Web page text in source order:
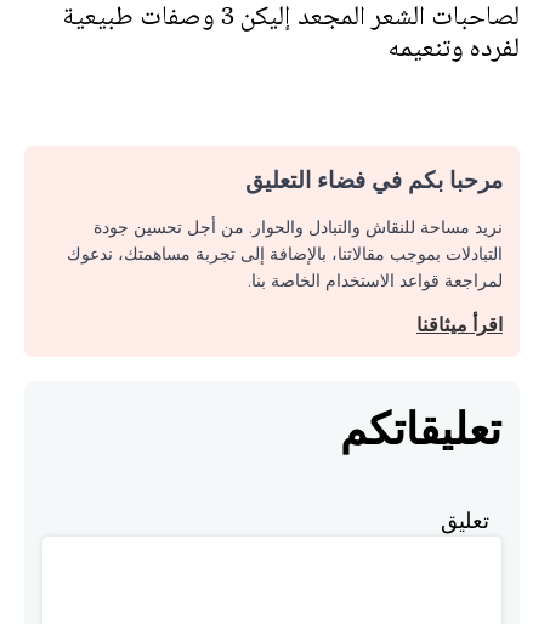
لصاحبات الشعر المجعد إليكن 3 وصفات طبيعية
لفرده وتنعيمه
مرحبا بكم في فضاء التعليق
نريد مساحة للنقاش والتبادل والحوار. من أجل تحسين جودة
التبادلات بموجب مقالاتنا، بالإضافة إلى تجربة مساهمتك، ندعوك
لمراجعة قواعد الاستخدام الخاصة بنا.
اقرأ ميثاقنا
تعليقاتكم
تعليق